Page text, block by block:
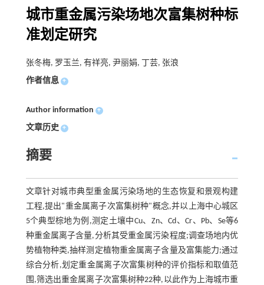
城市重金属污染场地次富集树种标
准划定研究
张冬梅, 罗玉兰, 有祥亮, 尹丽娟, 丁芸, 张浪
作者信息 +
Author information +
文章历史 +
摘要
文章针对城市典型重金属污染场地的生态恢复和景观构建
工程,提出"重金属离子次富集树种"概念,并以上海中心城区
5个典型棕地为例,测定土壤中Cu、Zn、Cd、Cr、Pb、Se等6
种重金属离子含量,分析其受重金属污染程度;调查场地内优
势植物种类,抽样测定植物重金属离子含量及富集能力;通过
综合分析,划定重金属离子次富集树种的评价指标和取值范
围,筛选出重金属离子次富集树种22种,以此作为上海城市重